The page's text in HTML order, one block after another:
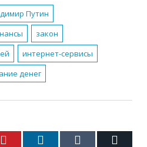
Путин
закон
интернет-сервисы
денег
Pinterest LinkedIn Tumblr